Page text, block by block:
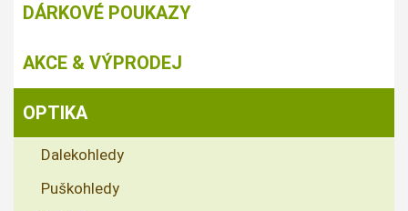
DÁRKOVÉ POUKAZY
AKCE & VÝPRODEJ
OPTIKA
Dalekohledy
Puškohledy